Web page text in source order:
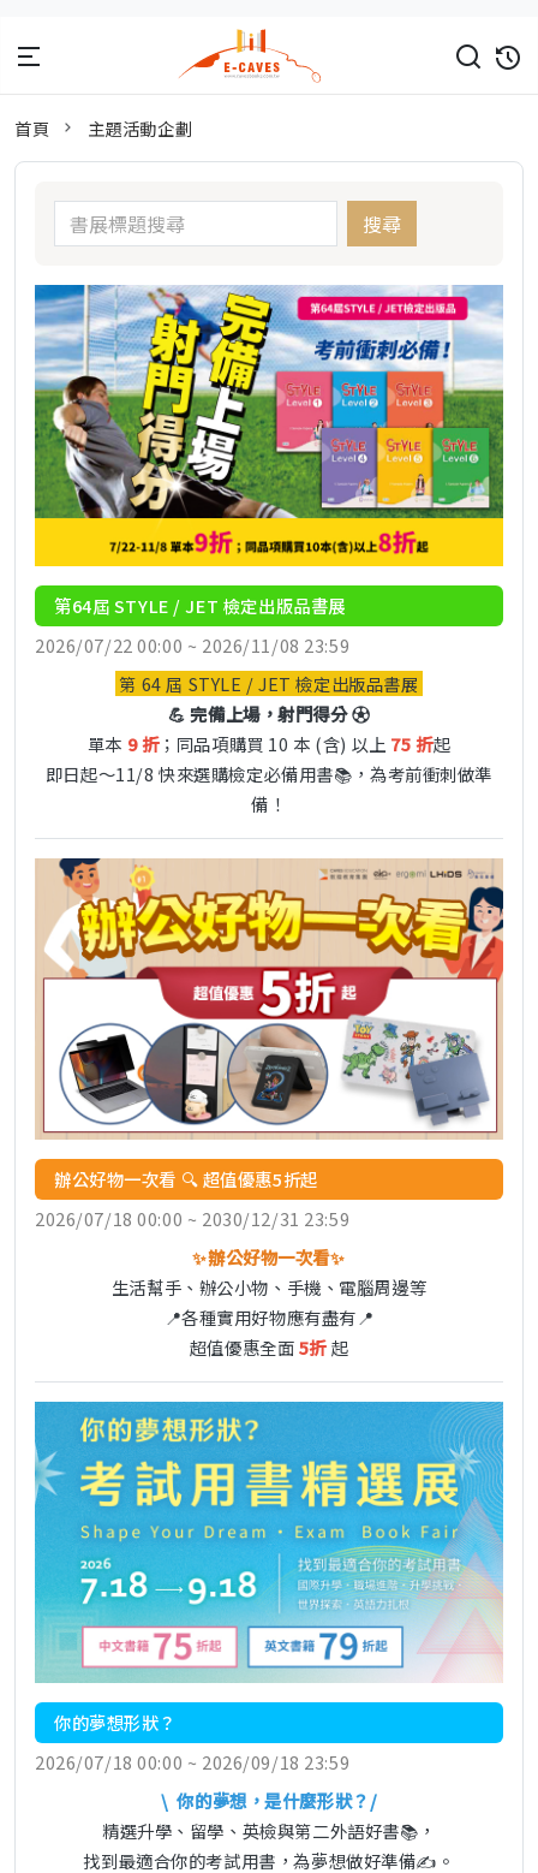
首頁 主題活動企劃
搜尋
第64屆 STYLE / JET 檢定出版品書展
2026/07/22 00:00 ~ 2026/11/08 23:59
第 64 屆 STYLE / JET 檢定出版品書展
💪 完備上場，射門得分 ⚽
單本 9 折；同品項購買 10 本 (含) 以上 75 折起
即日起～11/8 快來選購檢定必備用書📚，為考前衝刺做準
備！
辦公好物一次看 🔍 超值優惠5折起
2026/07/18 00:00 ~ 2030/12/31 23:59
✨辦公好物一次看✨
生活幫手、辦公小物、手機、電腦周邊等
📍各種實用好物應有盡有📍
超值優惠全面5折起
你的夢想形狀？
2026/07/18 00:00 ~ 2026/09/18 23:59
\ 你的夢想，是什麼形狀？/
精選升學、留學、英檢與第二外語好書📚，
找到最適合你的考試用書，為夢想做好準備✍️。